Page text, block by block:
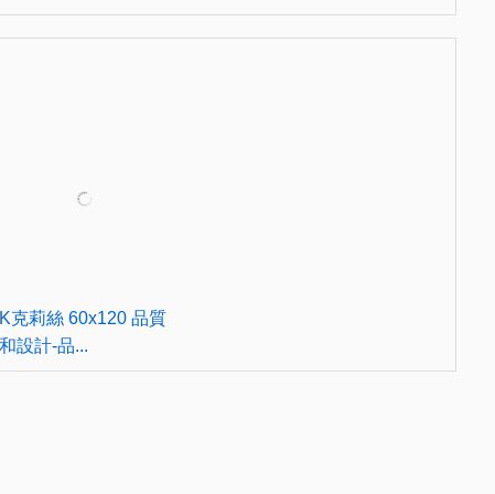
K克莉絲 60x120 品質
和設計-品...